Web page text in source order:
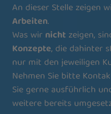
An dieser Stelle zeigen
Arbeiten.
Was wirnichtzeigen,
Konzepte, die dahinter
nur mit den jeweiligen
Nehmen Sie bitte
Sie gerne ausführlich
weitere bereits